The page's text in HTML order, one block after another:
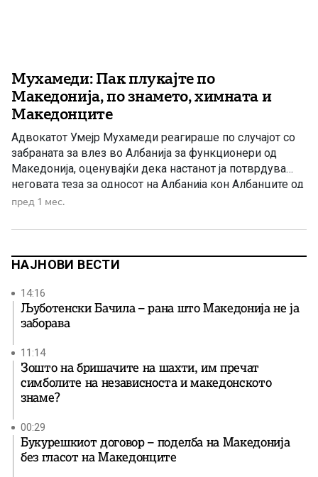
Мухамеди: Пак плукајте по
Македонија, по знамето, химната и
Македонците
Адвокатот Умејр Мухамеди реагираше по случајот со
забраната за влез во Албанија за функционери од
Македонија, оценувајќи дека настанот ја потврдува
неговата теза за односот на Албанија кон Албанците од
Македонија. Адвокатот Умејр Мухамеди реагираше по
Македонија од албанска етничка припадност, како и на
пред 1 мес.
НАЈНОВИ ВЕСТИ
14:16
Љуботенски Бачила – рана што Македонија не ја
заборава
11:14
Зошто на бришачите на шахти, им пречат
симболите на независноста и македонското
знаме?
00:29
Букурешкиот договор – поделба на Македонија
без гласот на Македонците